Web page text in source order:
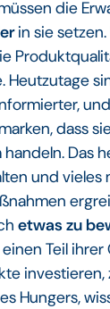
die
in sie
Heutzutage
dass
handeln. Das
und vieles
etwas zu
Teil ihrer
investieren,
Hungers,